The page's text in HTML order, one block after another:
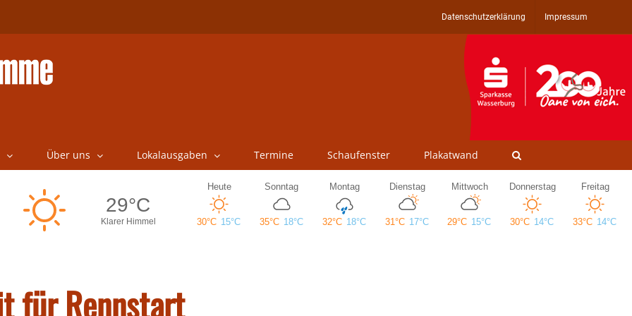
Datenschutzerklärung Impressum
Über uns Lokalausgaben Termine Schaufenster Plakatwand
für Rennstart